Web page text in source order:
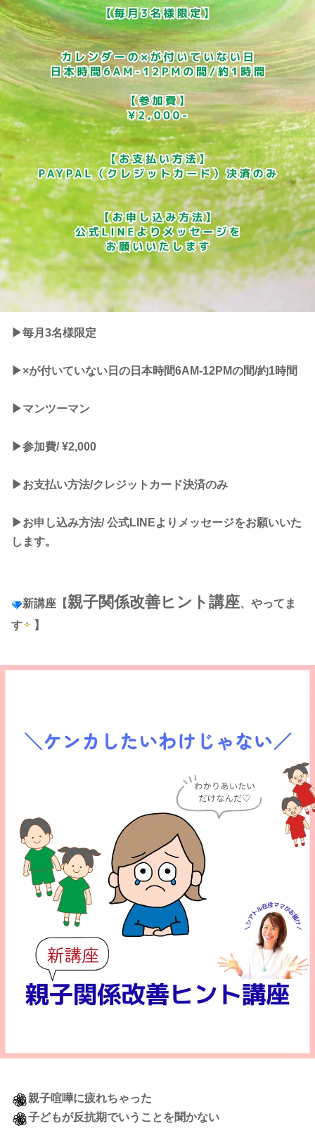
▶︎毎月3名様限定
▶︎×が付いていない日の日本時間6AM-12PMの間/約1時間
▶︎マンツーマン
▶︎参加費/ ¥2,000
▶︎お支払い方法/クレジットカード決済のみ
▶︎お申し込み方法/ 公式LINEよりメッセージをお願いいた
します。
新講座【親子関係改善ヒント講座、やってま
す
】
親子喧嘩に疲れちゃった
子どもが反抗期でいうことを聞かない